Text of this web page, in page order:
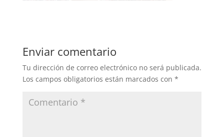
Enviar comentario
Tu dirección de correo electrónico no será publicada.
Los campos obligatorios están marcados con *